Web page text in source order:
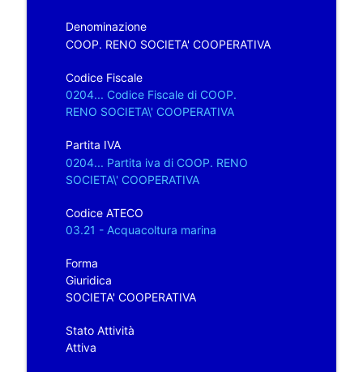
Denominazione
COOP. RENO SOCIETA' COOPERATIVA
Codice Fiscale
0204... Codice Fiscale di COOP.
RENO SOCIETA\' COOPERATIVA
Partita IVA
0204... Partita iva di COOP. RENO
SOCIETA\' COOPERATIVA
Codice ATECO
03.21 - Acquacoltura marina
Forma
Giuridica
SOCIETA' COOPERATIVA
Stato Attività
Attiva